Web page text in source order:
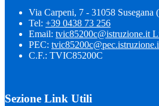
Via Carpeni, 7 - 31058 Susegana
Tel: +39 0438 73 256
Email: tvic85200c@istruzione.it
PEC:
C.F.: TVIC85200C
Sezione Link Utili